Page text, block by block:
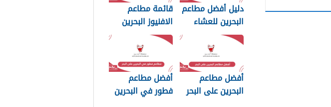
دليل أفضل مطاعم
البحرين للعشاء
2025
قائمة مطاعم
الافنيوز البحرين
2025
أفضل مطاعم
البحرين على البحر
أفضل مطاعم
فطور في البحرين